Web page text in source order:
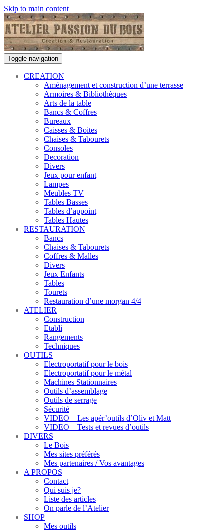
Skip to main content
Toggle navigation
CREATION
Aménagement et construction d’une terrasse
Armoires & Bibliothèques
Arts de la table
Bancs & Coffres
Bureaux
Caisses & Boites
Chaises & Tabourets
Consoles
Decoration
Divers
Jeux pour enfant
Lampes
Meubles TV
Tables Basses
Tables d’appoint
Tables Hautes
RESTAURATION
Bancs
Chaises & Tabourets
Coffres & Malles
Divers
Jeux Enfants
Tables
Tourets
Restauration d’une morgan 4/4
ATELIER
Construction
Etabli
Rangements
Techniques
OUTILS
Electroportatif pour le bois
Electroportatif pour le métal
Machines Stationnaires
Outils d’assemblage
Outils de serrage
Sécurité
VIDEO – Les apér’outils d’Oliv et Matt
VIDEO – Tests et revues d’outils
DIVERS
Le Bois
Mes sites préférés
Mes partenaires / Vos avantages
A PROPOS
Contact
Qui suis je?
Liste des articles
On parle de l’Atelier
SHOP
Mes outils